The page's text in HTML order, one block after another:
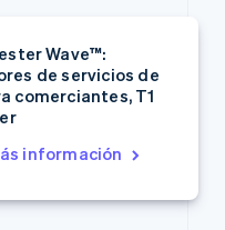
Wave™:
de servicios de
comerciantes, T1
información